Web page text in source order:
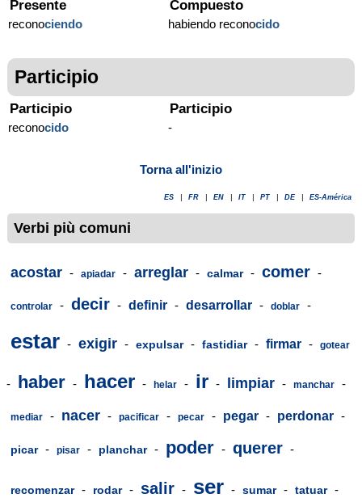
Presente
reconociendo
Compuesto
habiendo reconocido
Participio
Participio
reconocido
Participio
-
Torna all'inizio
ES FR EN IT PT DE ES-América
Verbi più comuni
acostar - apiadar - arreglar - calmar - comer -
controlar - decir - definir - desarrollar - doblar -
estar - exigir - expulsar - fastidiar - firmar - gotear
- haber - hacer - helar - ir - limpiar - manchar -
mediar - nacer - pacificar - pecar - pegar - perdonar -
picar - pisar - planchar - poder - querer -
recomenzar - rodar - salir - ser - sumar - tatuar -